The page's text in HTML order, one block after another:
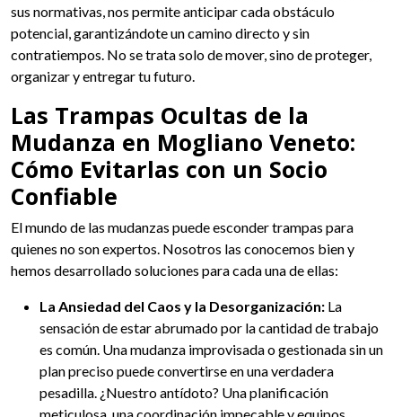
sus normativas, nos permite anticipar cada obstáculo
potencial, garantizándote un camino directo y sin
contratiempos. No se trata solo de mover, sino de proteger,
organizar y entregar tu futuro.
Las Trampas Ocultas de la
Mudanza en Mogliano Veneto:
Cómo Evitarlas con un Socio
Confiable
El mundo de las mudanzas puede esconder trampas para
quienes no son expertos. Nosotros las conocemos bien y
hemos desarrollado soluciones para cada una de ellas:
La Ansiedad del Caos y la Desorganización: La
sensación de estar abrumado por la cantidad de trabajo
es común. Una mudanza improvisada o gestionada sin un
plan preciso puede convertirse en una verdadera
pesadilla. ¿Nuestro antídoto? Una planificación